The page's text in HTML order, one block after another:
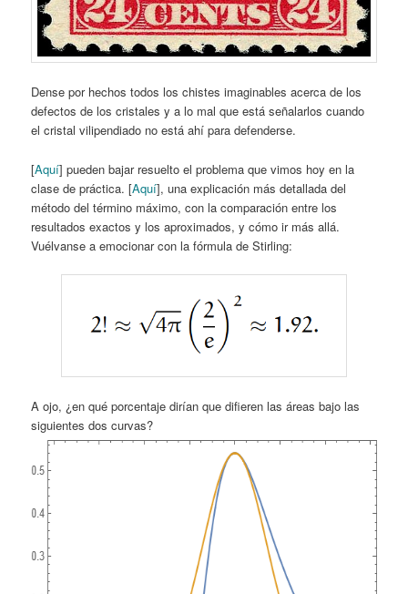
Dense por hechos todos los chistes imaginables acerca de los
defectos de los cristales y a lo mal que está señalarlos cuando
el cristal vilipendiado no está ahí para defenderse.
[Aquí] pueden bajar resuelto el problema que vimos hoy en la
clase de práctica. [Aquí], una explicación más detallada del
método del término máximo, con la comparación entre los
resultados exactos y los aproximados, y cómo ir más allá.
Vuélvanse a emocionar con la fórmula de Stirling:
A ojo, ¿en qué porcentaje dirían que difieren las áreas bajo las
siguientes dos curvas?